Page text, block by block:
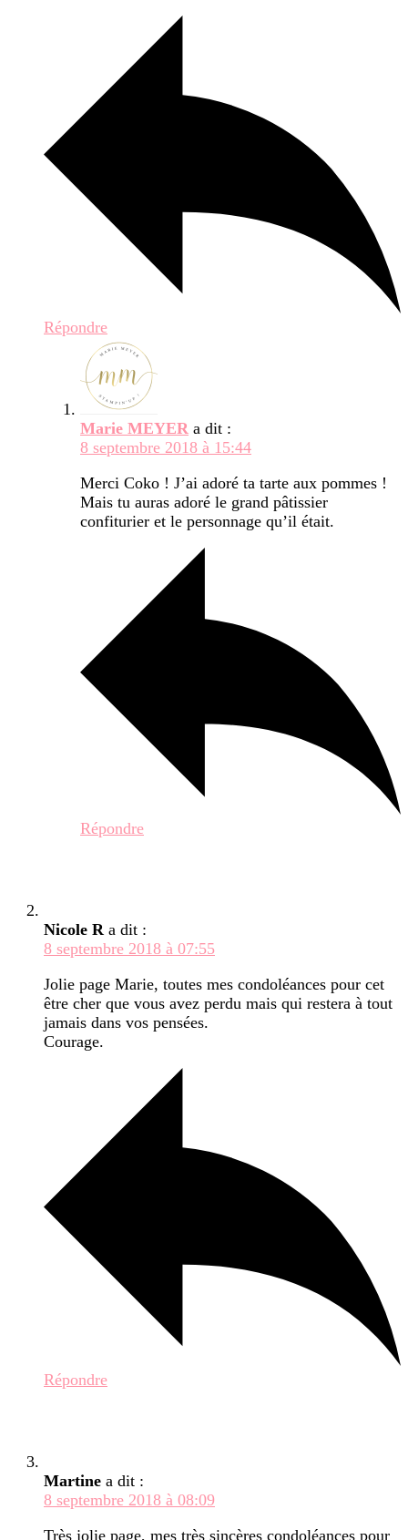
Répondre
Marie MEYER a dit :
8 septembre 2018 à 15:44
Merci Coko ! J’ai adoré ta tarte aux pommes !
Mais tu auras adoré le grand pâtissier
confiturier et le personnage qu’il était.
Répondre
Nicole R a dit :
8 septembre 2018 à 07:55
Jolie page Marie, toutes mes condoléances pour cet
être cher que vous avez perdu mais qui restera à tout
jamais dans vos pensées.
Courage.
Répondre
Martine a dit :
8 septembre 2018 à 08:09
Très jolie page, mes très sincères condoléances pour